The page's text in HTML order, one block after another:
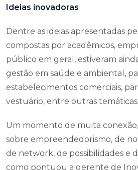
Ideias inovadoras
Dentre as ideias apresentadas
compostas por acadêmicos,
público em geral, estiveram
gestão em saúde e ambiental,
estabelecimentos comerciais,
vestuário, entre outras temáticas.
Um momento de muita
sobre empreendedorismo, de
de network, de possibilidades e
como pontuou a gerente de